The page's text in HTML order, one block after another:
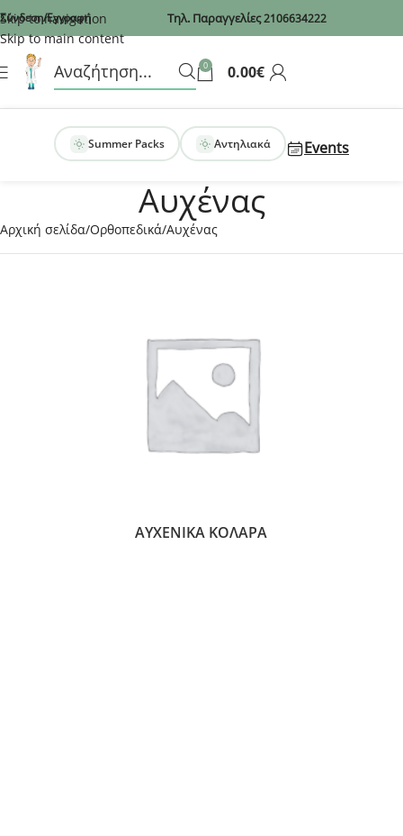
Recaptcha
Skip to navigation
Skip to main content
Σύνδεση/Εγγραφή Τηλ. Παραγγελίες2106634222
0 0.00€
Summer Packs Αντηλιακά Events
Αυχένας
Αρχική σελίδα Ορθοπεδικά Αυχένας
ΑΥΧΕΝΙΚΆ ΚΟΛΆΡΑ